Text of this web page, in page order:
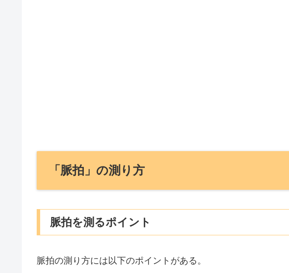
「脈拍」の測り方
脈拍を測るポイント
脈拍の測り方には以下のポイントがある。